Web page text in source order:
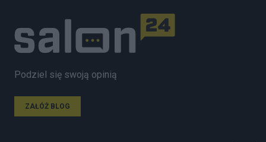
Podziel się swoją opinią
ZAŁÓŻ BLOG